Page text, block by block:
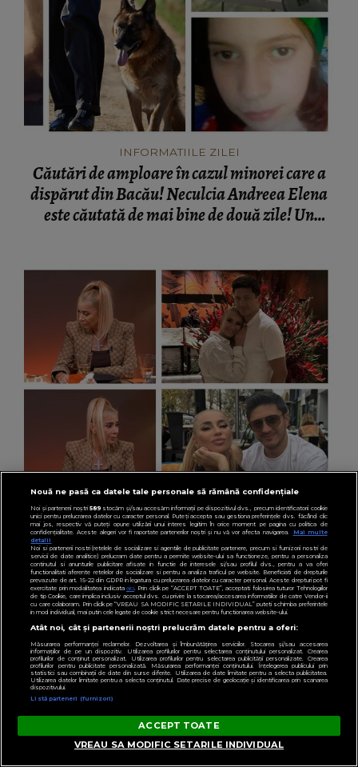
INFORMATIILE ZILEI
Căutări de amploare în cazul minorei care a
dispărut din Bacău! Neculcia Andreea Elena
este căutată de mai bine de două zile! Un
VEDETE
Peste ce anume nu ar putea trece Anamaria
Prodan în relație. Impresara spune lucrurilor
pe nume: “Nu cred că este ceea ce trebuie
pentru familie.”
DIN COOKING
Nouă ne pasă ca datele tale personale să rămână confidențiale
Noi și partenerii noștri589stocăm și/sau accesăm informații pe dispozitivul dvs., precum identificatorii cookie
unici pentru prelucrarea datelor cu caracter personal. Puteți accepta sau gestiona preferințele dvs. făcând clic
mai jos, respectiv vă puteți opune utilizării unui interes legitim în orice moment pe pagina cu politica de
confidențialitate. Aceste alegeri vor fi raportate partenerilor noștri și nu vă vor afecta navigarea.
Mai multe
detalii
Noi si partenerii nostri (retelele de socializare si agentiile de publicitate partenere, precum si furnizorii nostri de
servicii de date analitice) prelucram date pentru a permite website-ului sa functioneze, pentru a personaliza
continutul si anunturile publicitare afisate in functie de interesele si/sau profilul dvs., pentru a va oferi
functionalitati aferente retelelor de socializare si pentru a analiza traficul pe website. Beneficiati de drepturile
prevazute de art. 15-22 din GDPR in legatura cu prelucrarea datelor cu caracter personal. Aceste drepturi pot fi
exercitate prin modalitatea indicataaici. Prin click pe “ACCEPT TOATE”, acceptati folosirea tuturor Tehnologiilor
de tip Cookie, care implica inclusiv acceptul dvs. cu privire la stocarea/accesarea informatiilor de catre Vendor-ii
cu care colaboram. Prin click pe “VREAU SA MODIFIC SETARILE INDIVIDUAL” puteti schimba preferintele
in mod individual, mai putin cele legate de cookie strict necesare pentru functionarea website-ului.
Atât noi, cât și partenerii noștri prelucrăm datele pentru a oferi:
Măsurarea performanței reclamelor. Dezvoltarea și îmbunătățirea serviciilor. Stocarea și/sau accesarea
informațiilor de pe un dispozitiv. Utilizarea profilurilor pentru selectarea conținutului personalizat. Crearea
profilurilor de conținut personalizat. Utilizarea profilurilor pentru selectarea publicității personalizate. Crearea
profilurilor pentru publicitate personalizată. Măsurarea performanței conținutului. Înțelegerea publicului prin
statistici sau combinații de date din surse diferite. Utilizarea de date limitate pentru a selecta publicitatea.
Utilizarea datelor limitate pentru a selecta conținutul. Date precise de geolocație și identificarea prin scanarea
dispozitivului.
Listă parteneri (furnizori)
ACCEPT TOATE
VREAU SA MODIFIC SETARILE INDIVIDUAL